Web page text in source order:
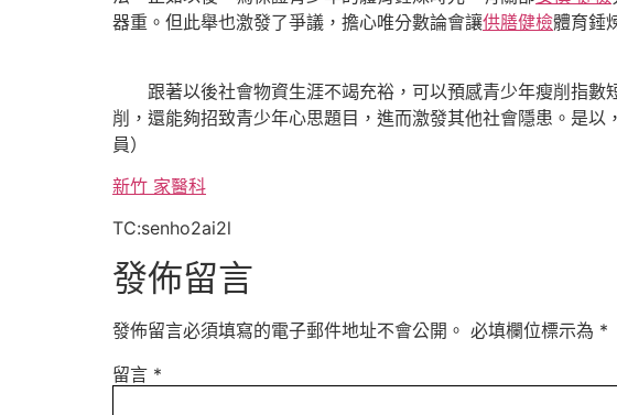
器重。但此舉也激發了爭議，擔心唯分數論會讓供膳健檢體育錘
跟著以後社會物資生涯不竭充裕，可以預感青少年瘦削指數
削，還能夠招致青少年心思題目，進而激發其他社會隱患。是以
員）
新竹 家醫科
TC:senho2ai2l
發佈留言
發佈留言必須填寫的電子郵件地址不會公開。 必填欄位標示為 *
留言 *